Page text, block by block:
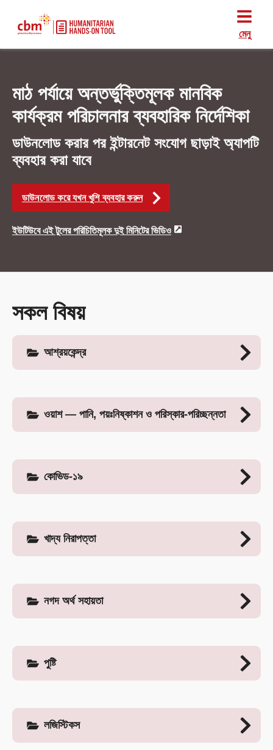
মেনু
মাঠ পর্যায়ে অন্তর্ভুক্তিমূলক মানবিক
কার্যক্রম পরিচালনার ব্যবহারিক নির্দেশিকা
ডাউনলোড করার পর ইন্টারনেট সংযোগ ছাড়াই অ্যাপটি
ব্যবহার করা যাবে
ডাউনলোড করে যখন খুশি ব্যবহার করুন
ইউটিউবে এই টুলের পরিচিতিমূলক দুই মিনিটের ভিডিও
সকল বিষয়
আশ্রয়কেন্দ্র
ওয়াশ — পানি, পয়ঃনিষ্কাশন ও পরিস্কার-পরিচ্ছন্নতা
কোভিড-১৯
খাদ্য নিরাপত্তা
নগদ অর্থ সহায়তা
পুষ্টি
লজিস্টিকস